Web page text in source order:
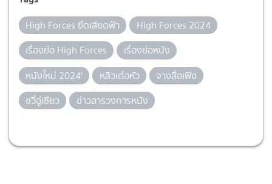
High Forces ยึดเสียดฟ้า
High Forces 2024
เรื่องย่อ High Forces
เรื่องย่อหนัง
หนังใหม่ 2024'
หลิวเต๋อหัว
จางสื่อเฟิง
ชวี่ฉู่เซียว
ข่าวสารวงการหนัง